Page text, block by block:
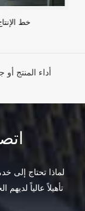
خط
أداء المنتج أو
لماذا تحتاج إلى
تأهيلاً عالياً